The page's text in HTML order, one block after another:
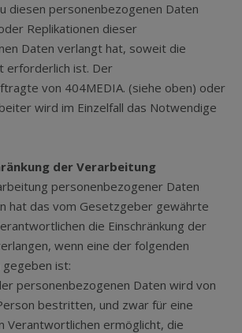
diesen personenbezogenen Daten
Replikationen dieser
Daten verlangt hat, soweit die
erforderlich ist. Der
von 404MEDIA. (siehe oben) oder
wird im Einzelfall das Notwendige
der Verarbeitung
personenbezogener Daten
hat das vom Gesetzgeber gewährte
die Einschränkung der
wenn eine der folgenden
ist:
personenbezogenen Daten wird von
bestritten, und zwar für eine
Verantwortlichen ermöglicht, die